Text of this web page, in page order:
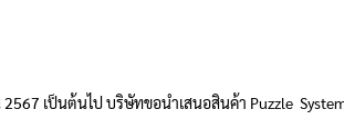
เป็นต้นไป บริษัทขอนำเสนอสินค้า Puzzle